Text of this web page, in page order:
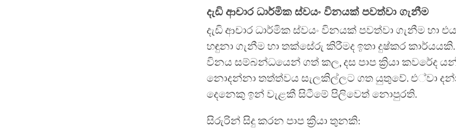
දැඩි ආචාර ධාර්මික ස්වයං විනයක් පවත්වා ගැනීම
දැඩි ආචාර ධාර්මික ස්වයං විනයක් පවත්වා ගැනීම හා
හඳුනා ගැනීම හා තක්සේරු කිරීමද ඉතා දුෂ්කර කාර්යයකි.
විනය සම්බන්ධයෙන් ගත් කල, දස පාප ක්‍රියා කවරේද
නොදන්නා තත්ත්වය සැලකිල්ලට ගත යුතුවේ. එ්වා
දෙනෙකු ඉන් වැළකී සිටීමේ පිලිවෙත් නොපුරති.
සිරුරින් සිදු කරන පාප ක්‍රියා තුනකි: